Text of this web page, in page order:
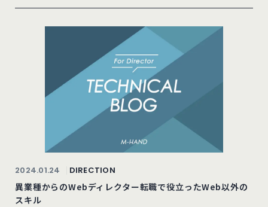
2024.01.24 DIRECTION
異業種からのWebディレクター転職で役立ったWeb以外の
スキル